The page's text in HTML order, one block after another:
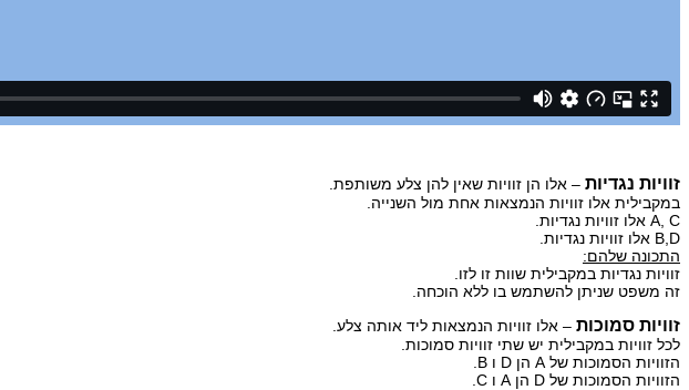
זוויות נגדיות – אלו הן זוויות שאין להן צלע משותפת.
במקבילית אלו זוויות הנמצאות אחת מול השנייה.
A, C אלו זוויות נגדיות.
B,D אלו זוויות נגדיות.
התכונה שלהם:
זוויות נגדיות במקבילית שוות זו לזו.
זה משפט שניתן להשתמש בו ללא הוכחה.
זוויות סמוכות – אלו זוויות הנמצאות ליד אותה צלע.
לכל זוויות במקבילית יש שתי זוויות סמוכות.
הזוויות הסמוכות של A הן D ו B.
הזוויות הסמוכות של D הן A ו C.